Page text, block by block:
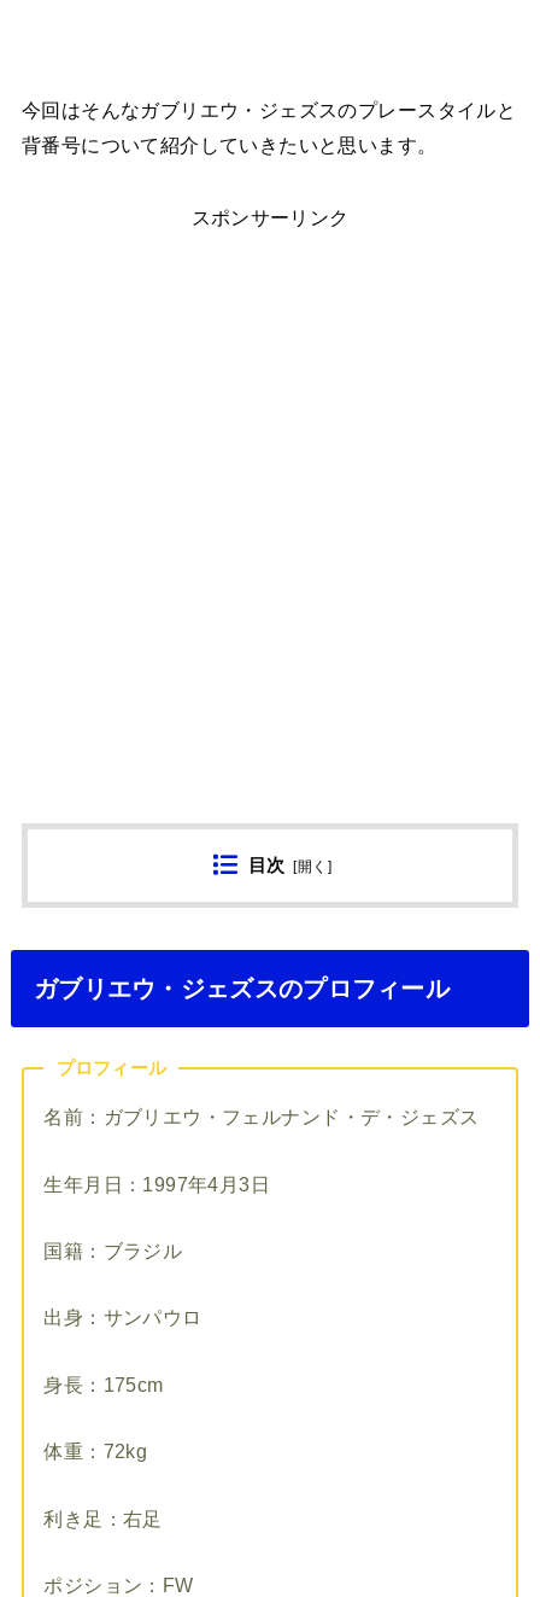
今回はそんなガブリエウ・ジェズスのプレースタイルと
背番号について紹介していきたいと思います。
スポンサーリンク
目次 [開く ]
ガブリエウ・ジェズスのプロフィール
プロフィール
名前：ガブリエウ・フェルナンド・デ・ジェズス
生年月日：1997年4月3日
国籍：ブラジル
出身：サンパウロ
身長：175cm
体重：72kg
利き足：右足
ポジション：FW